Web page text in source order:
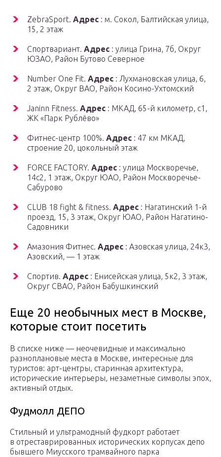
ZebraSport. Адрес : м. Сокол, Балтийская улица,
15, 2 этаж
Спортвариант. Адрес : улица Грина, 7б, Округ
ЮЗАО, Район Бутово Северное
Number One Fit. Адрес : Лухмановская улица, 6,
2 этаж, Округ ВАО, Район Косино-Ухтомский
Janinn Fitness. Адрес : МКАД, 65-й километр, с1,
ЖК «Парк Рублёво»
Фитнес-центр 100%. Адрес : 47 км МКАД,
строение 20, цокольный этаж
FORCE FACTORY. Адрес : улица Москворечье,
14с2, 1 этаж, Округ ЮАО, Район Москворечье-
Сабурово
CLUB 18 fight & fitness. Адрес : Нагатинский 1-й
проезд, 15, 3 этаж, Округ ЮАО, Район Нагатино-
Садовники
Амазония Фитнес. Адрес : Азовская улица, 24к3,
Азовский, — 1 этаж
Спортив. Адрес : Енисейская улица, 5к2, 3 этаж,
Округ СВАО, Район Бабушкинский
Еще 20 необычных мест в Москве,
которые стоит посетить
В списке ниже — неочевидные и максимально
разноплановые места в Москве, интересные для
туристов: арт-центры, старинная архитектура,
исторические интерьеры, незаметные символы эпох,
активный отдых.
Фудмолл ДЕПО
Стильный и ультрамодный фудкорт работает
в отреставрированных исторических корпусах депо
бывшего Миусского трамвайного парка